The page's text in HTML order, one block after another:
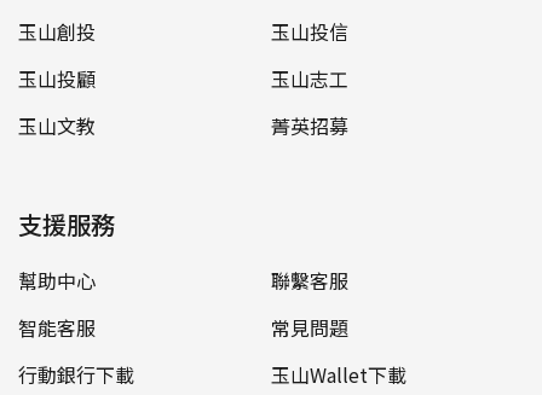
玉山創投
玉山投信
玉山投顧
玉山志工
玉山文教
菁英招募
支援服務
幫助中心
聯繫客服
智能客服
常見問題
行動銀行下載
玉山Wallet下載